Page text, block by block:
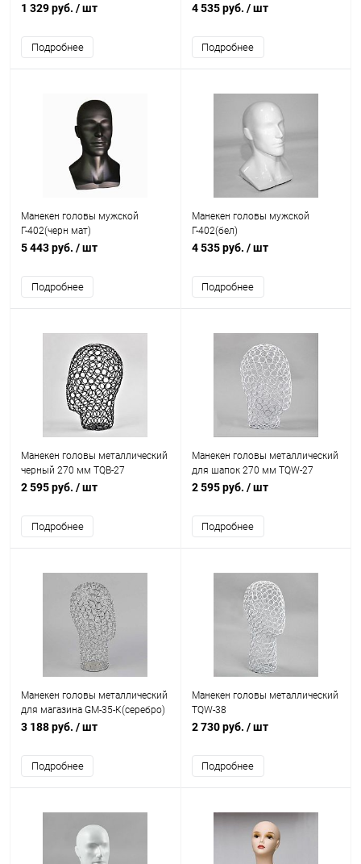
1 329 руб. / шт
Подробнее
4 535 руб. / шт
Подробнее
Манекен головы мужской
Г-402(черн мат)
5 443 руб. / шт
Подробнее
Манекен головы мужской
Г-402(бел)
4 535 руб. / шт
Подробнее
Манекен головы металлический
черный 270 мм TQB-27
2 595 руб. / шт
Подробнее
Манекен головы металлический
для шапок 270 мм TQW-27
2 595 руб. / шт
Подробнее
Манекен головы металлический
для магазина GM-35-К(серебро)
3 188 руб. / шт
Подробнее
Манекен головы металлический
TQW-38
2 730 руб. / шт
Подробнее